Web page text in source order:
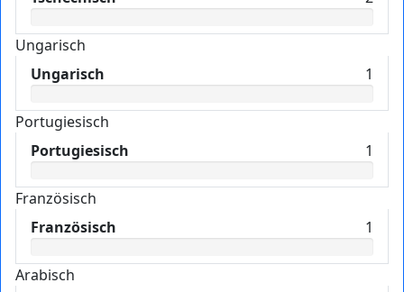
Ungarisch
Ungarisch
1
Portugiesisch
Portugiesisch
1
Französisch
Französisch
1
Arabisch